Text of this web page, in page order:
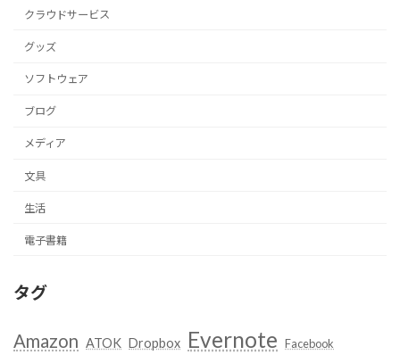
クラウドサービス
グッズ
ソフトウェア
ブログ
メディア
文具
生活
電子書籍
タグ
Amazon ATOK Dropbox Evernote Facebook